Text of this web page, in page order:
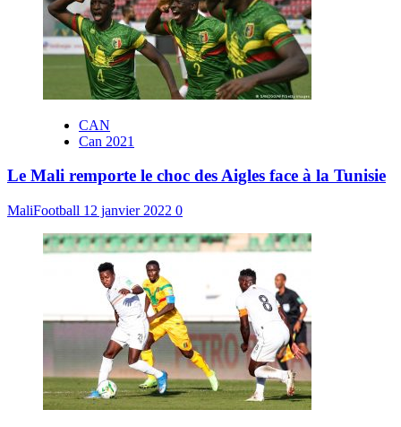
CAN
Can 2021
Le Mali remporte le choc des Aigles face à la Tunisie
MaliFootball 12 janvier 2022 0